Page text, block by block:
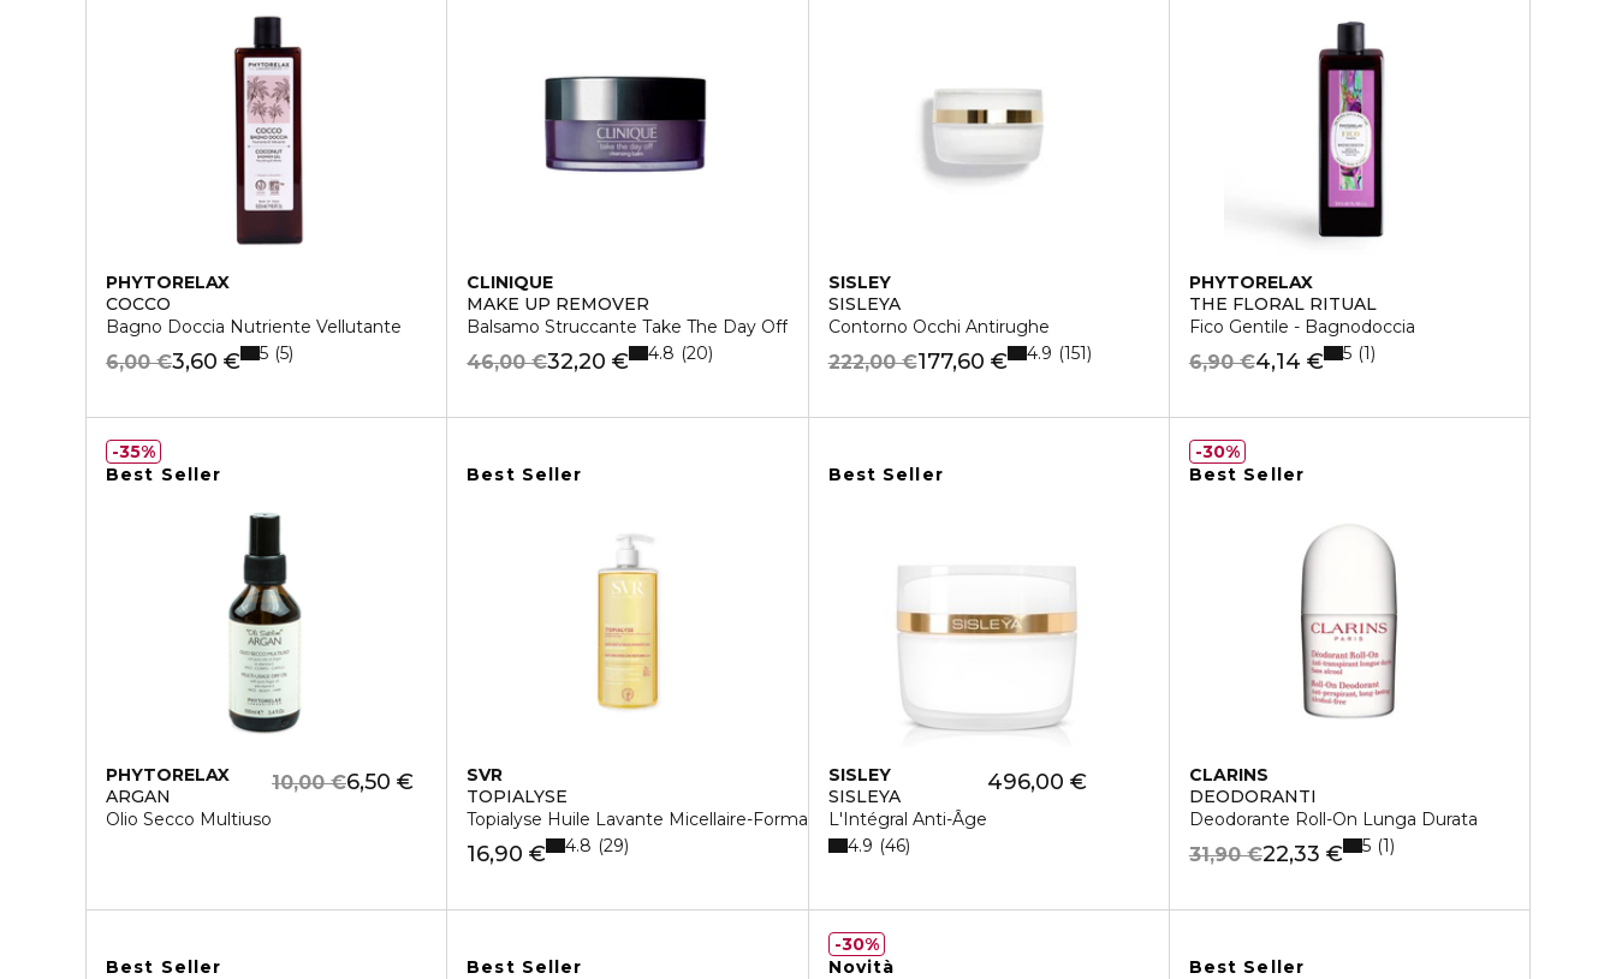
PHYTORELAX
COCCO
Bagno Doccia Nutriente Vellutante
3,60 €
6,00 € 5 5
CLINIQUE
MAKE UP REMOVER
Balsamo Struccante Take The Day Off
32,20 €
46,00 € 4.8 20
SISLEY
SISLEYA
Contorno Occhi Antirughe
177,60 €
222,00 € 4.9 151
PHYTORELAX
THE FLORAL RITUAL
Fico Gentile - Bagnodoccia
4,14 €
6,90 € 5 1
Best Seller
PHYTORELAX
ARGAN
Olio Secco Multiuso
6,50 €
10,00 €
35%
Best Seller
SVR
TOPIALYSE
Topialyse Huile Lavante Micellaire-Formato Convenienza Da 1l
16,90 € 4.8 29
Best Seller
SISLEY
SISLEYA
L'Intégral Anti-Âge
496,00 €
4.9 46
Best Seller
CLARINS
DEODORANTI
Deodorante Roll-On Lunga Durata
22,33 €
31,90 € 5 1
30%
Best Seller Best Seller Novità
30%
Best Seller